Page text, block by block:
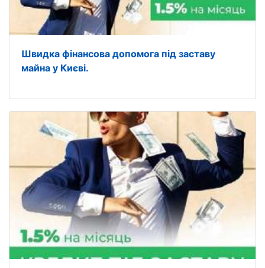
Швидка фінансова допомога під заставу
майна у Києві.